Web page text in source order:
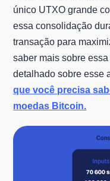
único UTXO grande
essa consolidação
transação para
saber mais sobre
detalhado sobre esse
que você precisa
moedas Bitcoin.